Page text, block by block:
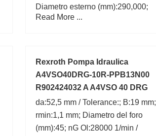
Diametro esterno (mm):290,000;
Larghezza (mm):104,000;
Read More ...
Rexroth Pompa Idraulica
A4VSO40DRG-10R-PPB13N00
R902424032 A A4VSO 40 DRG
10R-PP
da:52,5 mm / Tolerance:; B:19 mm;
rmin:1,1 mm; Diametro del foro
(mm):45; nG Ol:28000 1/min /